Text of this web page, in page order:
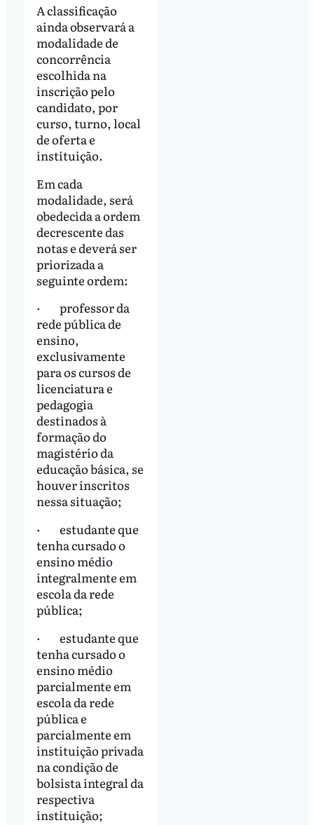
A classificação
ainda observará a
modalidade de
concorrência
escolhida na
inscrição pelo
candidato, por
curso, turno, local
de oferta e
instituição.
Em cada
modalidade, será
obedecida a ordem
decrescente das
notas e deverá ser
priorizada a
seguinte ordem:
· professor da
rede pública de
ensino,
exclusivamente
para os cursos de
licenciatura e
pedagogia
destinados à
formação do
magistério da
educação básica, se
houver inscritos
nessa situação;
· estudante que
tenha cursado o
ensino médio
integralmente em
escola da rede
pública;
· estudante que
tenha cursado o
ensino médio
parcialmente em
escola da rede
pública e
parcialmente em
instituição privada
na condição de
bolsista integral da
respectiva
instituição;